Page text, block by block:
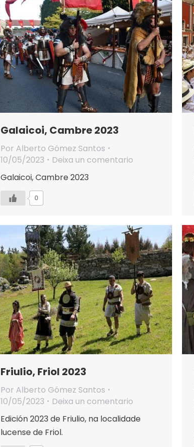
Galaicoi, Cambre 2023
Por Alberto Gómez Santos
10/05/2023
Deixa un comentario
Galaicoi, Cambre 2023
0
Friulio, Friol 2023
Por Alberto Gómez Santos
10/05/2023
Deixa un comentario
Edición 2023 de Friulio, na localidade
lucense de Friol.